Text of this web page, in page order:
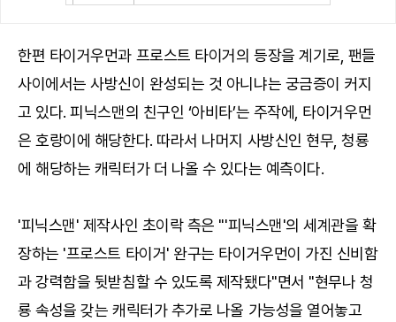
한편 타이거우먼과 프로스트 타이거의 등장을 계기로, 팬들
사이에서는 사방신이 완성되는 것 아니냐는 궁금증이 커지
고 있다. 피닉스맨의 친구인 ‘아비타’는 주작에, 타이거우먼
은 호랑이에 해당한다. 따라서 나머지 사방신인 현무, 청룡
에 해당하는 캐릭터가 더 나올 수 있다는 예측이다.
'피닉스맨' 제작사인 초이락 측은 "'피닉스맨'의 세계관을 확
장하는 '프로스트 타이거' 완구는 타이거우먼이 가진 신비함
과 강력함을 뒷받침할 수 있도록 제작됐다"면서 "현무나 청
룡 속성을 갖는 캐릭터가 추가로 나올 가능성을 열어놓고